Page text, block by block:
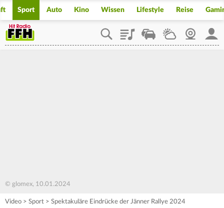
Sport Auto Kino Wissen Lifestyle Reise
PlaylistStaupilotWetterWebcam
© glomex, 10.01.2024
Video > Sport > Spektakuläre Eindrücke der Jänner Rallye 2024